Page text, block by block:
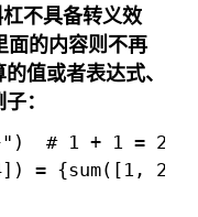
不具备转义效
面的内容则不再
值或者表达式、
：
# 1 + 1 = 2
= {sum([1, 2,